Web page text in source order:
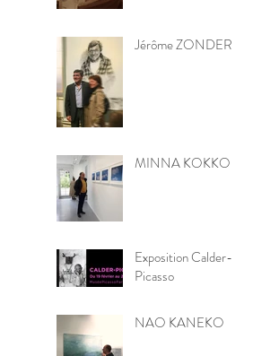
Jérôme ZONDER
MINNA KOKKO
Exposition Calder-
Picasso
NAO KANEKO